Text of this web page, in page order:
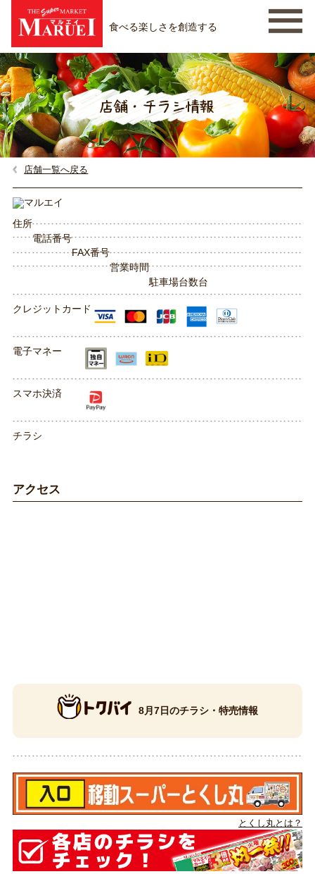
食べる楽しさを創造する
店舗一覧へ戻る
住所
電話番号
FAX番号
営業時間
駐車場台数台
クレジットカード
電子マネー
スマホ決済
チラシ
アクセス
8月7日のチラシ・特売情報
とくし丸とは？